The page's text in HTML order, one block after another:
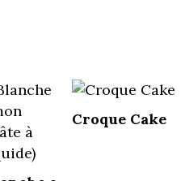
Croque Cake